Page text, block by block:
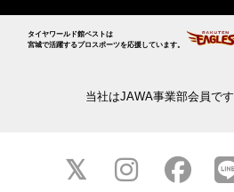
タイヤワールド館ベストは
宮城で活躍するプロスポーツを応援しています。
当社はJAWA事業部会員です